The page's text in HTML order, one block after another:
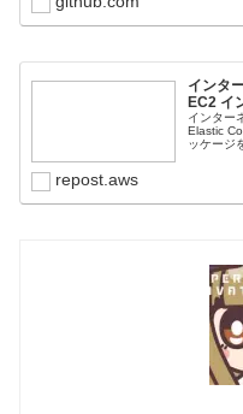
インタ
EC2 イ
インター
Elastic
ッケージ
repost.aws